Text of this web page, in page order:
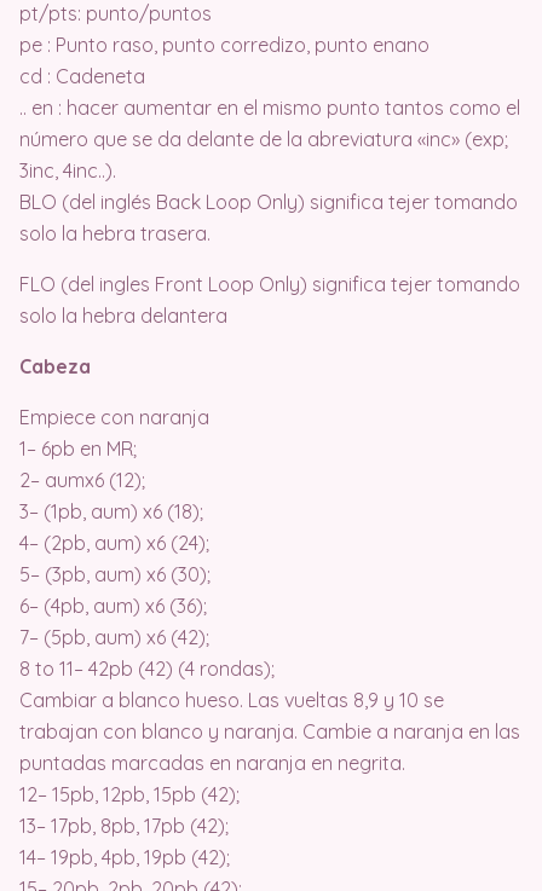
pt/pts: punto/puntos
pe : Punto raso, punto corredizo, punto enano
cd : Cadeneta
.. en : hacer aumentar en el mismo punto tantos como el
número que se da delante de la abreviatura «inc» (exp;
3inc, 4inc..).
BLO (del inglés Back Loop Only) significa tejer tomando
solo la hebra trasera.
FLO (del ingles Front Loop Only) significa tejer tomando
solo la hebra delantera
Cabeza
Empiece con naranja
1– 6pb en MR;
2– aumx6 (12);
3– (1pb, aum) x6 (18);
4– (2pb, aum) x6 (24);
5– (3pb, aum) x6 (30);
6– (4pb, aum) x6 (36);
7– (5pb, aum) x6 (42);
8 to 11– 42pb (42) (4 rondas);
Cambiar a blanco hueso. Las vueltas 8,9 y 10 se
trabajan con blanco y naranja. Cambie a naranja en las
puntadas marcadas en naranja en negrita.
12– 15pb, 12pb, 15pb (42);
13– 17pb, 8pb, 17pb (42);
14– 19pb, 4pb, 19pb (42);